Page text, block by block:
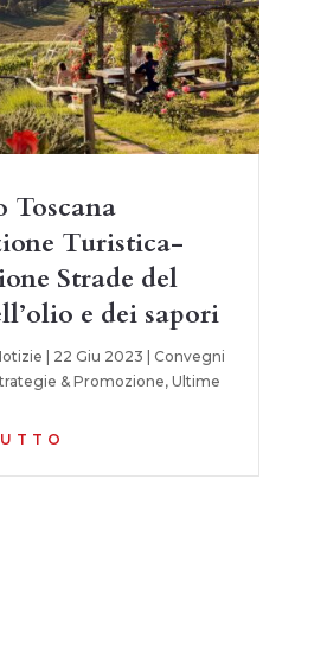
Toscana
Turistica-
Strade del
e dei sapori
| 22 Giu 2023 | Convegni
& Promozione, Ultime